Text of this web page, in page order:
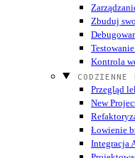
Zbuduj
Kontrola
CODZIENNE
Przegląd
New
Łowienie
Integracja